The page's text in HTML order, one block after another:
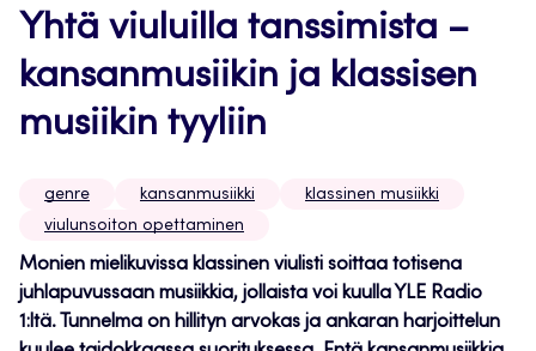
Yhtä viuluilla tanssimista –
kansanmusiikin ja klassisen
musiikin tyyliin
genre kansanmusiikki
klassinen musiikki
viulunsoiton opettaminen
Monien mielikuvissa klassinen viulisti soittaa totisena
juhlapuvussaan musiikkia, jollaista voi kuulla YLE Radio
1:ltä. Tunnelma on hillityn arvokas ja ankaran harjoittelun